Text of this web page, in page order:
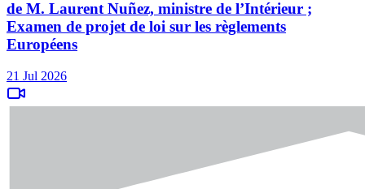
de M. Laurent Nuñez, ministre de l’Intérieur ;
Examen de projet de loi sur les règlements
Européens
21 Jul 2026